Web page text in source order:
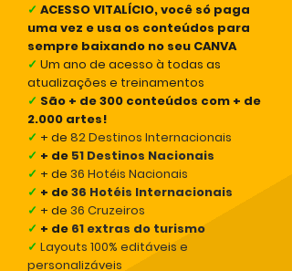
✓ ACESSO VITALÍCIO, você só paga
uma vez e usa os conteúdos para
sempre baixando no seu CANVA
✓ Um ano de acesso à todas as
atualizações e treinamentos
✓ São + de 300 conteúdos com + de
2.000 artes!
✓ + de 82 Destinos Internacionais
✓ + de 51 Destinos Nacionais
✓ + de 36 Hotéis Nacionais
✓ + de36 Hotéis Internacionais
✓ + de 36 Cruzeiros
✓ + de 61 extras do turismo
✓ Layouts 100% editáveis e
personalizáveis